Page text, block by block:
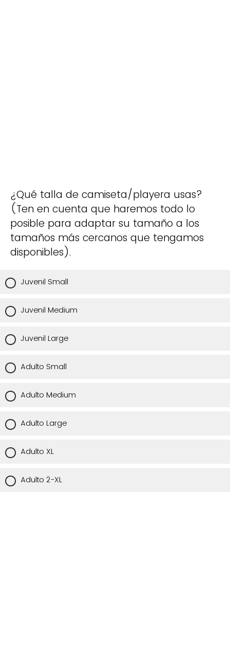
¿Qué talla de camiseta/playera usas?
(Ten en cuenta que haremos todo lo
posible para adaptar su tamaño a los
tamaños más cercanos que tengamos
disponibles).
Juvenil Small
Juvenil Medium
Juvenil Large
Adulto Small
Adulto Medium
Adulto Large
Adulto XL
Adulto 2-XL